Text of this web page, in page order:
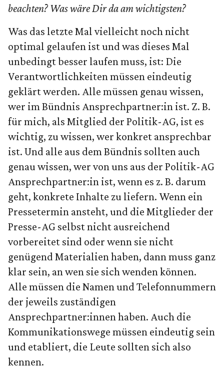
beachten? Was wäre Dir da am wichtigsten?
Was das letzte Mal vielleicht noch nicht
optimal gelaufen ist und was dieses Mal
unbedingt besser laufen muss, ist: Die
Verantwortlichkeiten müssen eindeutig
geklärt werden. Alle müssen genau wissen,
wer im Bündnis Ansprechpartner:in ist. Z. B.
für mich, als Mitglied der Politik-AG, ist es
wichtig, zu wissen, wer konkret ansprechbar
ist. Und alle aus dem Bündnis sollten auch
genau wissen, wer von uns aus der Politik-AG
Ansprechpartner:in ist, wenn es z. B. darum
geht, konkrete Inhalte zu liefern. Wenn ein
Pressetermin ansteht, und die Mitglieder der
Presse-AG selbst nicht ausreichend
vorbereitet sind oder wenn sie nicht
genügend Materialien haben, dann muss ganz
klar sein, an wen sie sich wenden können.
Alle müssen die Namen und Telefonnummern
der jeweils zuständigen
Ansprechpartner:innen haben. Auch die
Kommunikationswege müssen eindeutig sein
und etabliert, die Leute sollten sich also
kennen.